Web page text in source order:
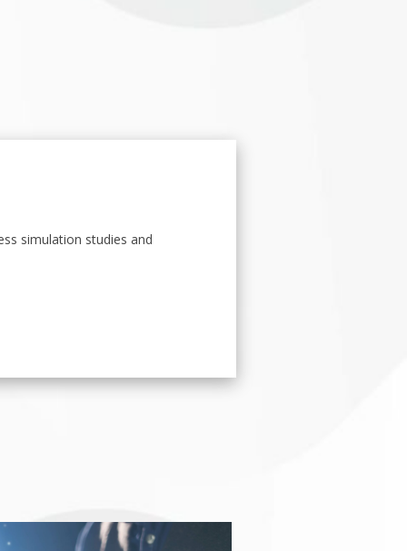
simulation studies and